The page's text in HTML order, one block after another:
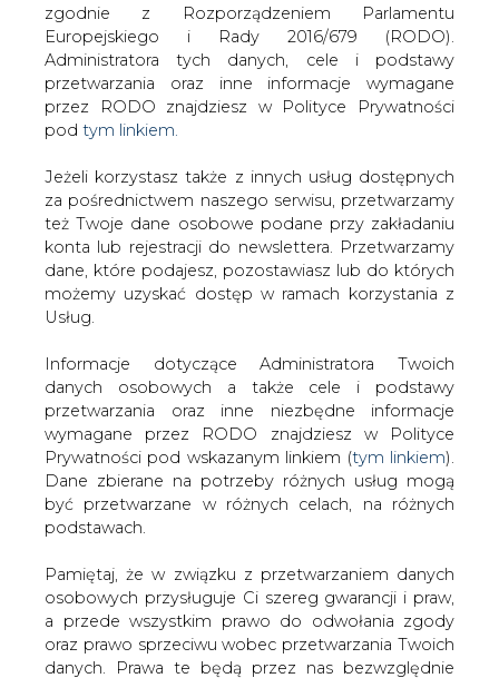
WŁĄCZ CIRE.TV
zgodnie z Rozporządzeniem Parlamentu
Europejskiego i Rady 2016/679 (RODO).
Administratora tych danych, cele i podstawy
przetwarzania oraz inne informacje wymagane
przez RODO znajdziesz w Polityce Prywatności
pod tym linkiem.
Jeżeli korzystasz także z innych usług dostępnych
za pośrednictwem naszego serwisu, przetwarzamy
też Twoje dane osobowe podane przy zakładaniu
konta lub rejestracji do newslettera. Przetwarzamy
dane, które podajesz, pozostawiasz lub do których
możemy uzyskać dostęp w ramach korzystania z
Usług.
Informacje dotyczące Administratora Twoich
danych osobowych a także cele i podstawy
przetwarzania oraz inne niezbędne informacje
wymagane przez RODO znajdziesz w Polityce
Prywatności pod wskazanym linkiem (tym linkiem).
Dane zbierane na potrzeby różnych usług mogą
być przetwarzane w różnych celach, na różnych
podstawach.
Pamiętaj, że w związku z przetwarzaniem danych
osobowych przysługuje Ci szereg gwarancji i praw,
a przede wszystkim prawo do odwołania zgody
oraz prawo sprzeciwu wobec przetwarzania Twoich
danych. Prawa te będą przez nas bezwzględnie
Strona główna OPINIE
Gorszanów: Ograniczenia
dostaw energii wynikają z zastoju inwestycyjnego
2015-08-11 00:00
skomentuj
udostępnij:
Gorszanów: Ograniczenia dostaw
energii wynikają z zastoju
inwestycyjnego